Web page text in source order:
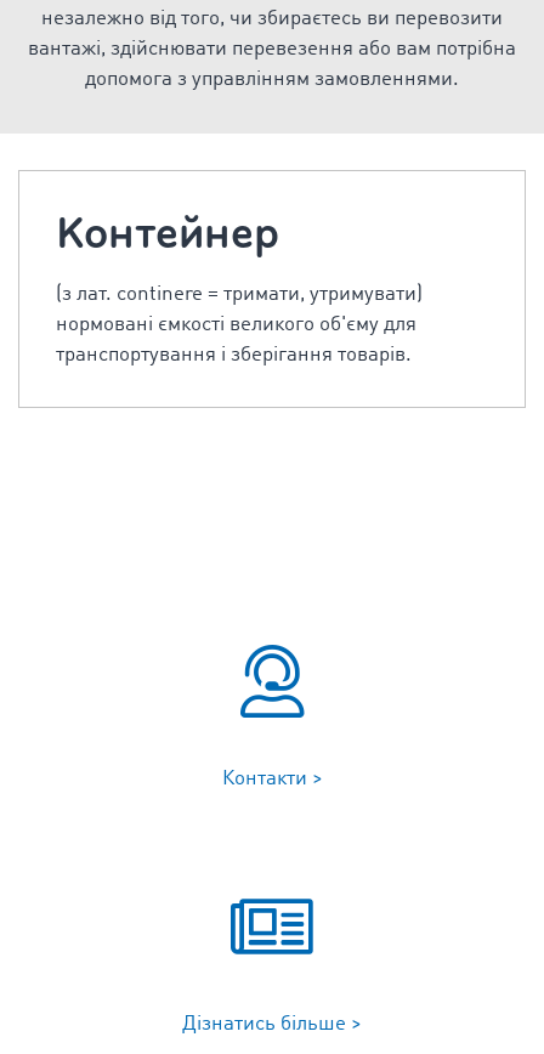
незалежно від того, чи збираєтесь ви перевозити
вантажі, здійснювати перевезення або вам потрібна
допомога з управлінням замовленнями.
Kонтейнер
(з лат. continere = тримати, утримувати)
нормовані ємкості великого об'єму для
транспортування і зберігання товарів.
Контакти >
Дізнатись більше >